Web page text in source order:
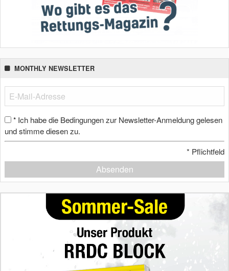
MONTHLY NEWSLETTER
* Ich habe die Bedingungen zur Newsletter-Anmeldung gelesen
und stimme diesen zu.
* Pflichtfeld
Absenden